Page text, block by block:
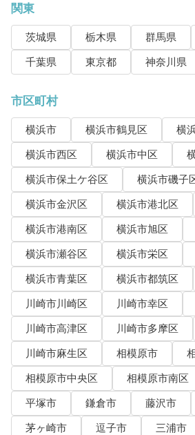
関東
茨城県 栃木県 群馬県
千葉県
東京都 神奈川県
市区町村
横浜市 横浜市鶴見区
横
横浜市西区
横浜市中区
横浜市保土ケ谷区
横浜市磯子
横浜市金沢区
横浜市港北区
横浜市港南区
横浜市旭区
横浜市瀬谷区
横浜市栄区
横浜市青葉区
横浜市都筑区
川崎市川崎区
川崎市幸区
川崎市高津区
川崎市多摩区
川崎市麻生区
相模原市
相模原市中央区
相模原市南区
平塚市
鎌倉市 藤沢市
茅ヶ崎市
逗子市 三浦市